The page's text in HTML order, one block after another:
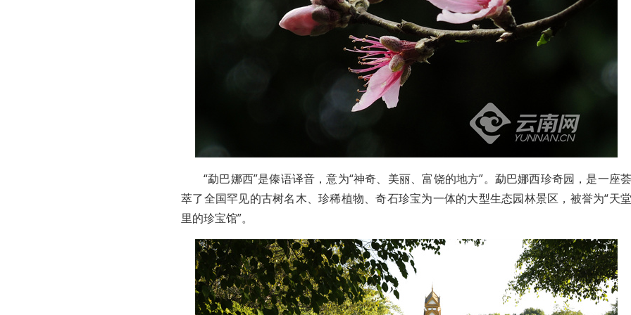
“勐巴娜西”是傣语译音，意为“神奇、美丽、富饶的地方”。勐巴娜西珍奇园，是一座荟
萃了全国罕见的古树名木、珍稀植物、奇石珍宝为一体的大型生态园林景区，被誉为“天堂
里的珍宝馆”。